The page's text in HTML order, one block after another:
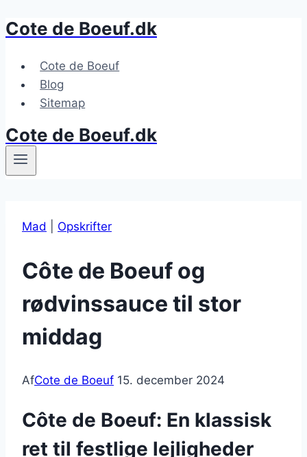
Fortsæt
indhold
Cote de Boeuf.dk
Cote de Boeuf
Blog
Sitemap
Cote de Boeuf.dk
Mad Opskrifter
Côte de Boeuf og
rødvinssauce til stor
middag
AfCote de Boeuf 15. december 2024
Côte de Boeuf: En klassisk
ret til festlige lejligheder